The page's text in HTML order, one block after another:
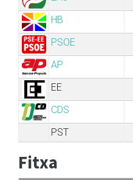
HB
PSOE
AP
EE
CDS
PST
Fitxa